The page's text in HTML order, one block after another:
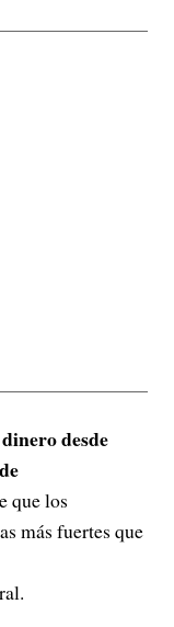
desde
que los
más fuertes que